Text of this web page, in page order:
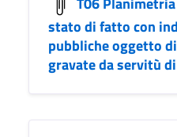
stato di fatto con
pubbliche oggetto
gravate da servitù